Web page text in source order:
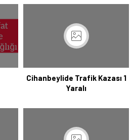
Cihanbeylide Trafik Kazası 1
Yaralı